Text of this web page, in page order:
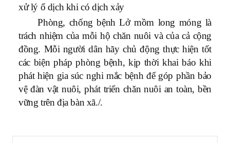
xử lý ổ dịch khi có dịch xảy
Phòng, chống bệnh Lở mồm long móng là
trách nhiệm của mỗi hộ chăn nuôi và của cả cộng
đồng. Mỗi người dân hãy chủ động thực hiện tốt
các biện pháp phòng bệnh, kịp thời khai báo khi
phát hiện gia súc nghi mắc bệnh để góp phần bảo
vệ đàn vật nuôi, phát triển chăn nuôi an toàn, bền
vững trên địa bàn xã./.